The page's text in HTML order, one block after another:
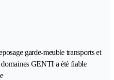
garde-meuble transports et
GENTI a été fiable